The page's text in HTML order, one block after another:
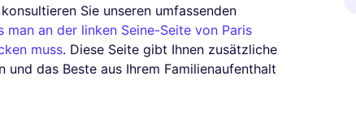
Sie unseren umfassenden
man an der linken Seine-Seite von Paris
muss. Diese Seite gibt Ihnen zusätzliche
und das Beste aus Ihrem Familienaufenthalt